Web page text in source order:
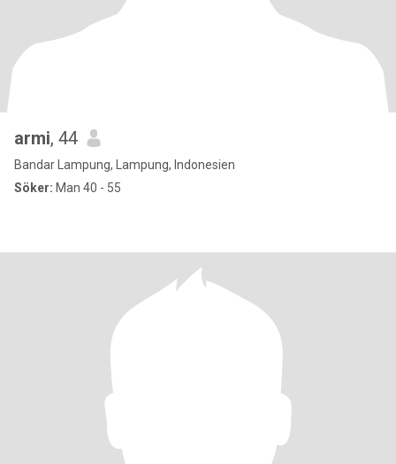
armi, 44
Bandar Lampung, Lampung, Indonesien
Söker: Man 40 - 55